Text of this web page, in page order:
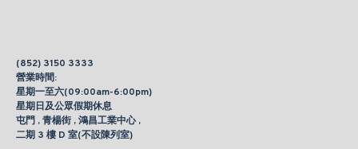
(852) 3150 3333
營業時間:
星期一至六(09:00am-6:00pm)
星期日及公眾假期休息
屯門 , 青楊街 , 鴻昌工業中心 ,
二期 3 樓 D 室(不設陳列室)